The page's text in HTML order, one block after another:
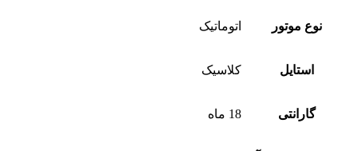
نوع موتور اتوماتیک
استایل کلاسیک
گارانتی 18 ماه